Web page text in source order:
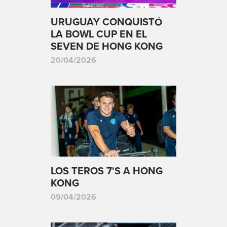
URUGUAY CONQUISTÓ
LA BOWL CUP EN EL
SEVEN DE HONG KONG
20/04/2026
LOS TEROS 7'S A HONG
KONG
09/04/2026